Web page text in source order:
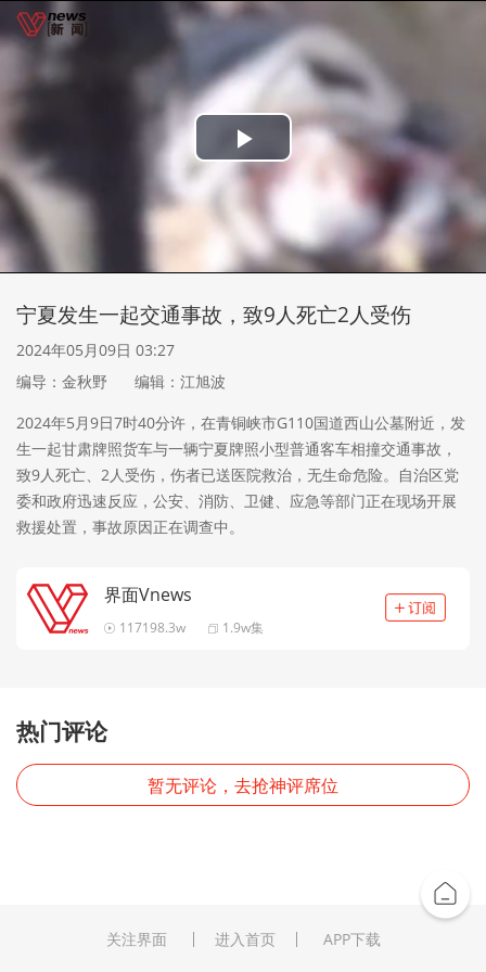
Play
Video
宁夏发生一起交通事故，致9人死亡2人受伤
2024年05月09日 03:27
编导：金秋野
编辑：江旭波
2024年5月9日7时40分许，在青铜峡市G110国道西山公墓附近，发
生一起甘肃牌照货车与一辆宁夏牌照小型普通客车相撞交通事故，
致9人死亡、2人受伤，伤者已送医院救治，无生命危险。自治区党
委和政府迅速反应，公安、消防、卫健、应急等部门正在现场开展
救援处置，事故原因正在调查中。
界面Vnews
117198.3w 1.9w集
热门评论
暂无评论，去抢神评席位
关注界面 进入首页 APP下载